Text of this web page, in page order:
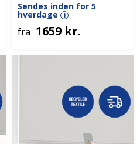
Sendes inden for 5
hverdage i
fra 1659 kr.